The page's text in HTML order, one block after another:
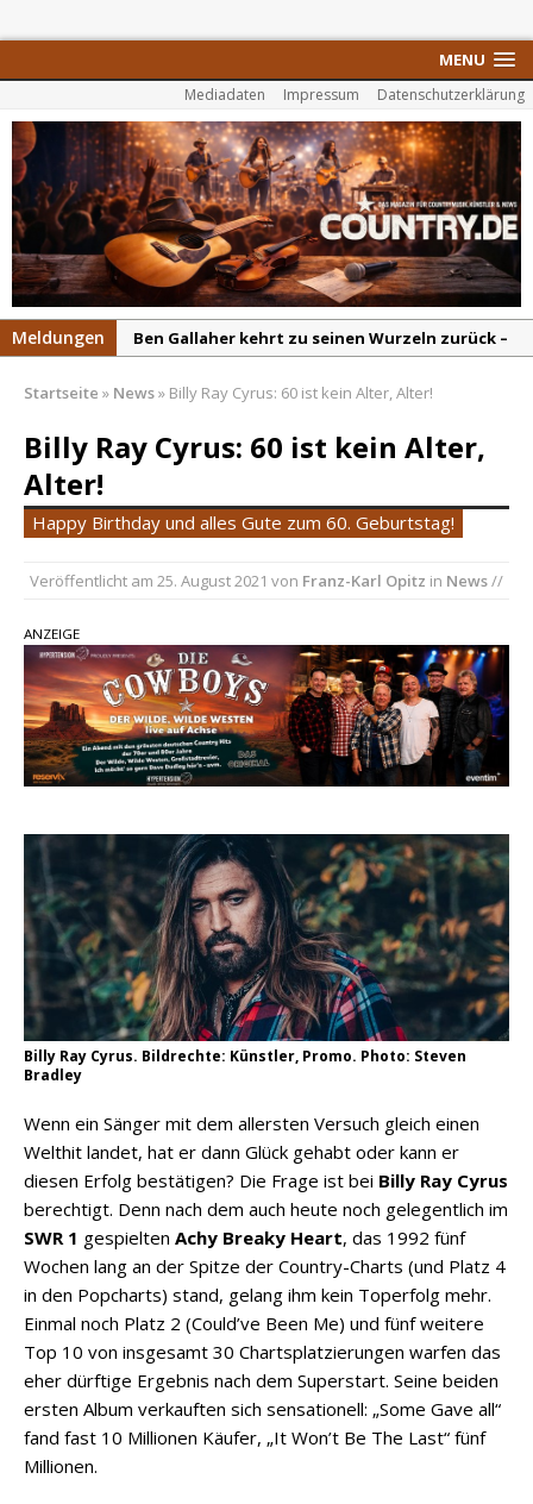
MENU
Mediadaten Impressum Datenschutzerklärung
Meldungen
Ben Gallaher kehrt zu seinen Wurzeln zurück –
Colton Dawson legt mit „Worth It“ nach –
Country mit Herz und Humor
Carly Pearce hinterfragt den ständigen
Vergleich mit anderen
Ella Langley schreibt Musikgeschichte:
Talks“ – eine Hymne auf unvergessliche
Sommernächte
Country Music Hot News – 9. August 2026:
Morgan Wallen, Dolly Parton und Riley Green im
Startseite » News» Billy Ray Cyrus: 60 ist kein Alter, Alter!
Billy Ray Cyrus: 60 ist kein Alter,
Alter!
Happy Birthday und alles Gute zum 60. Geburtstag!
Veröffentlicht am 25. August 2021 von Franz-Karl Opitz in News//
ANZEIGE
Billy Ray Cyrus. Bildrechte: Künstler, Promo. Photo: Steven
Bradley
Wenn ein Sänger mit dem allersten Versuch gleich einen
Welthit landet, hat er dann Glück gehabt oder kann er
diesen Erfolg bestätigen? Die Frage ist bei Billy Ray Cyrus
berechtigt. Denn nach dem auch heute noch gelegentlich im
SWR 1 gespielten Achy Breaky Heart, das 1992 fünf
Wochen lang an der Spitze der Country-Charts (und Platz 4
in den Popcharts) stand, gelang ihm kein Toperfolg mehr.
Einmal noch Platz 2 (Could’ve Been Me) und fünf weitere
Top 10 von insgesamt 30 Chartsplatzierungen warfen das
eher dürftige Ergebnis nach dem Superstart. Seine beiden
ersten Album verkauften sich sensationell: „Some Gave all“
fand fast 10 Millionen Käufer, „It Won’t Be The Last“ fünf
Millionen.